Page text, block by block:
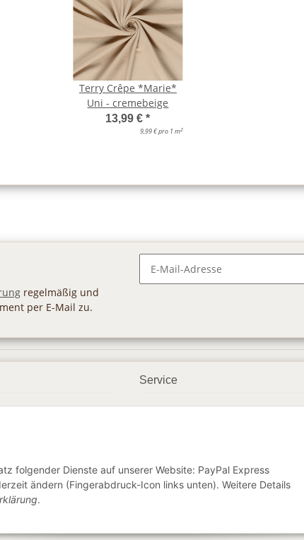
Terry Crêpe *Marie*
Uni - cremebeige
13,99 €*
9,99 € pro 1 m2
regelmäßig und
per E-Mail zu.
Service
folgender Dienste auf unserer Website: PayPal Express
ändern (Fingerabdruck-Icon links unten). Weitere Details
.